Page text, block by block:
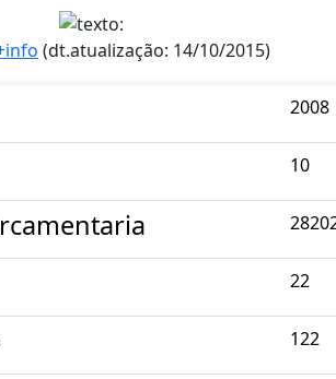
(dt.atualização: 14/10/2015)
2008
10
22
122